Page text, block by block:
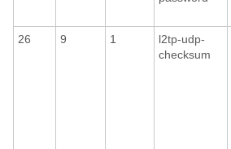
26
9 1
l2tp-udp-
checksum